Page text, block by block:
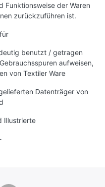
Funktionsweise der Waren
zurückzuführen ist.
benutzt / getragen
aufweisen,
von Textiler Ware
Datenträger von
Illustrierte